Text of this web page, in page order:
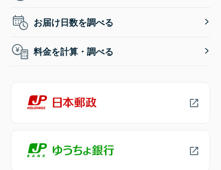
お届け日数を調べる
料金を計算・調べる